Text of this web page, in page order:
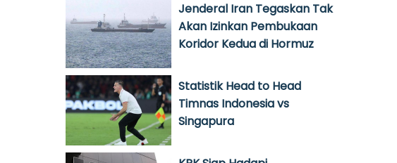
Jenderal Iran Tegaskan Tak
Akan Izinkan Pembukaan
Koridor Kedua di Hormuz
Statistik Head to Head
Timnas Indonesia vs
Singapura